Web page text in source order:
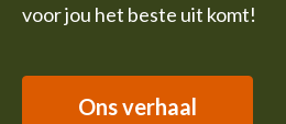
voor jou het beste uit komt!
Ons verhaal